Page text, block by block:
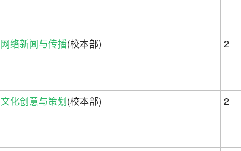
网络新闻与传播(校本部) 2
文化创意与策划(校本部) 2